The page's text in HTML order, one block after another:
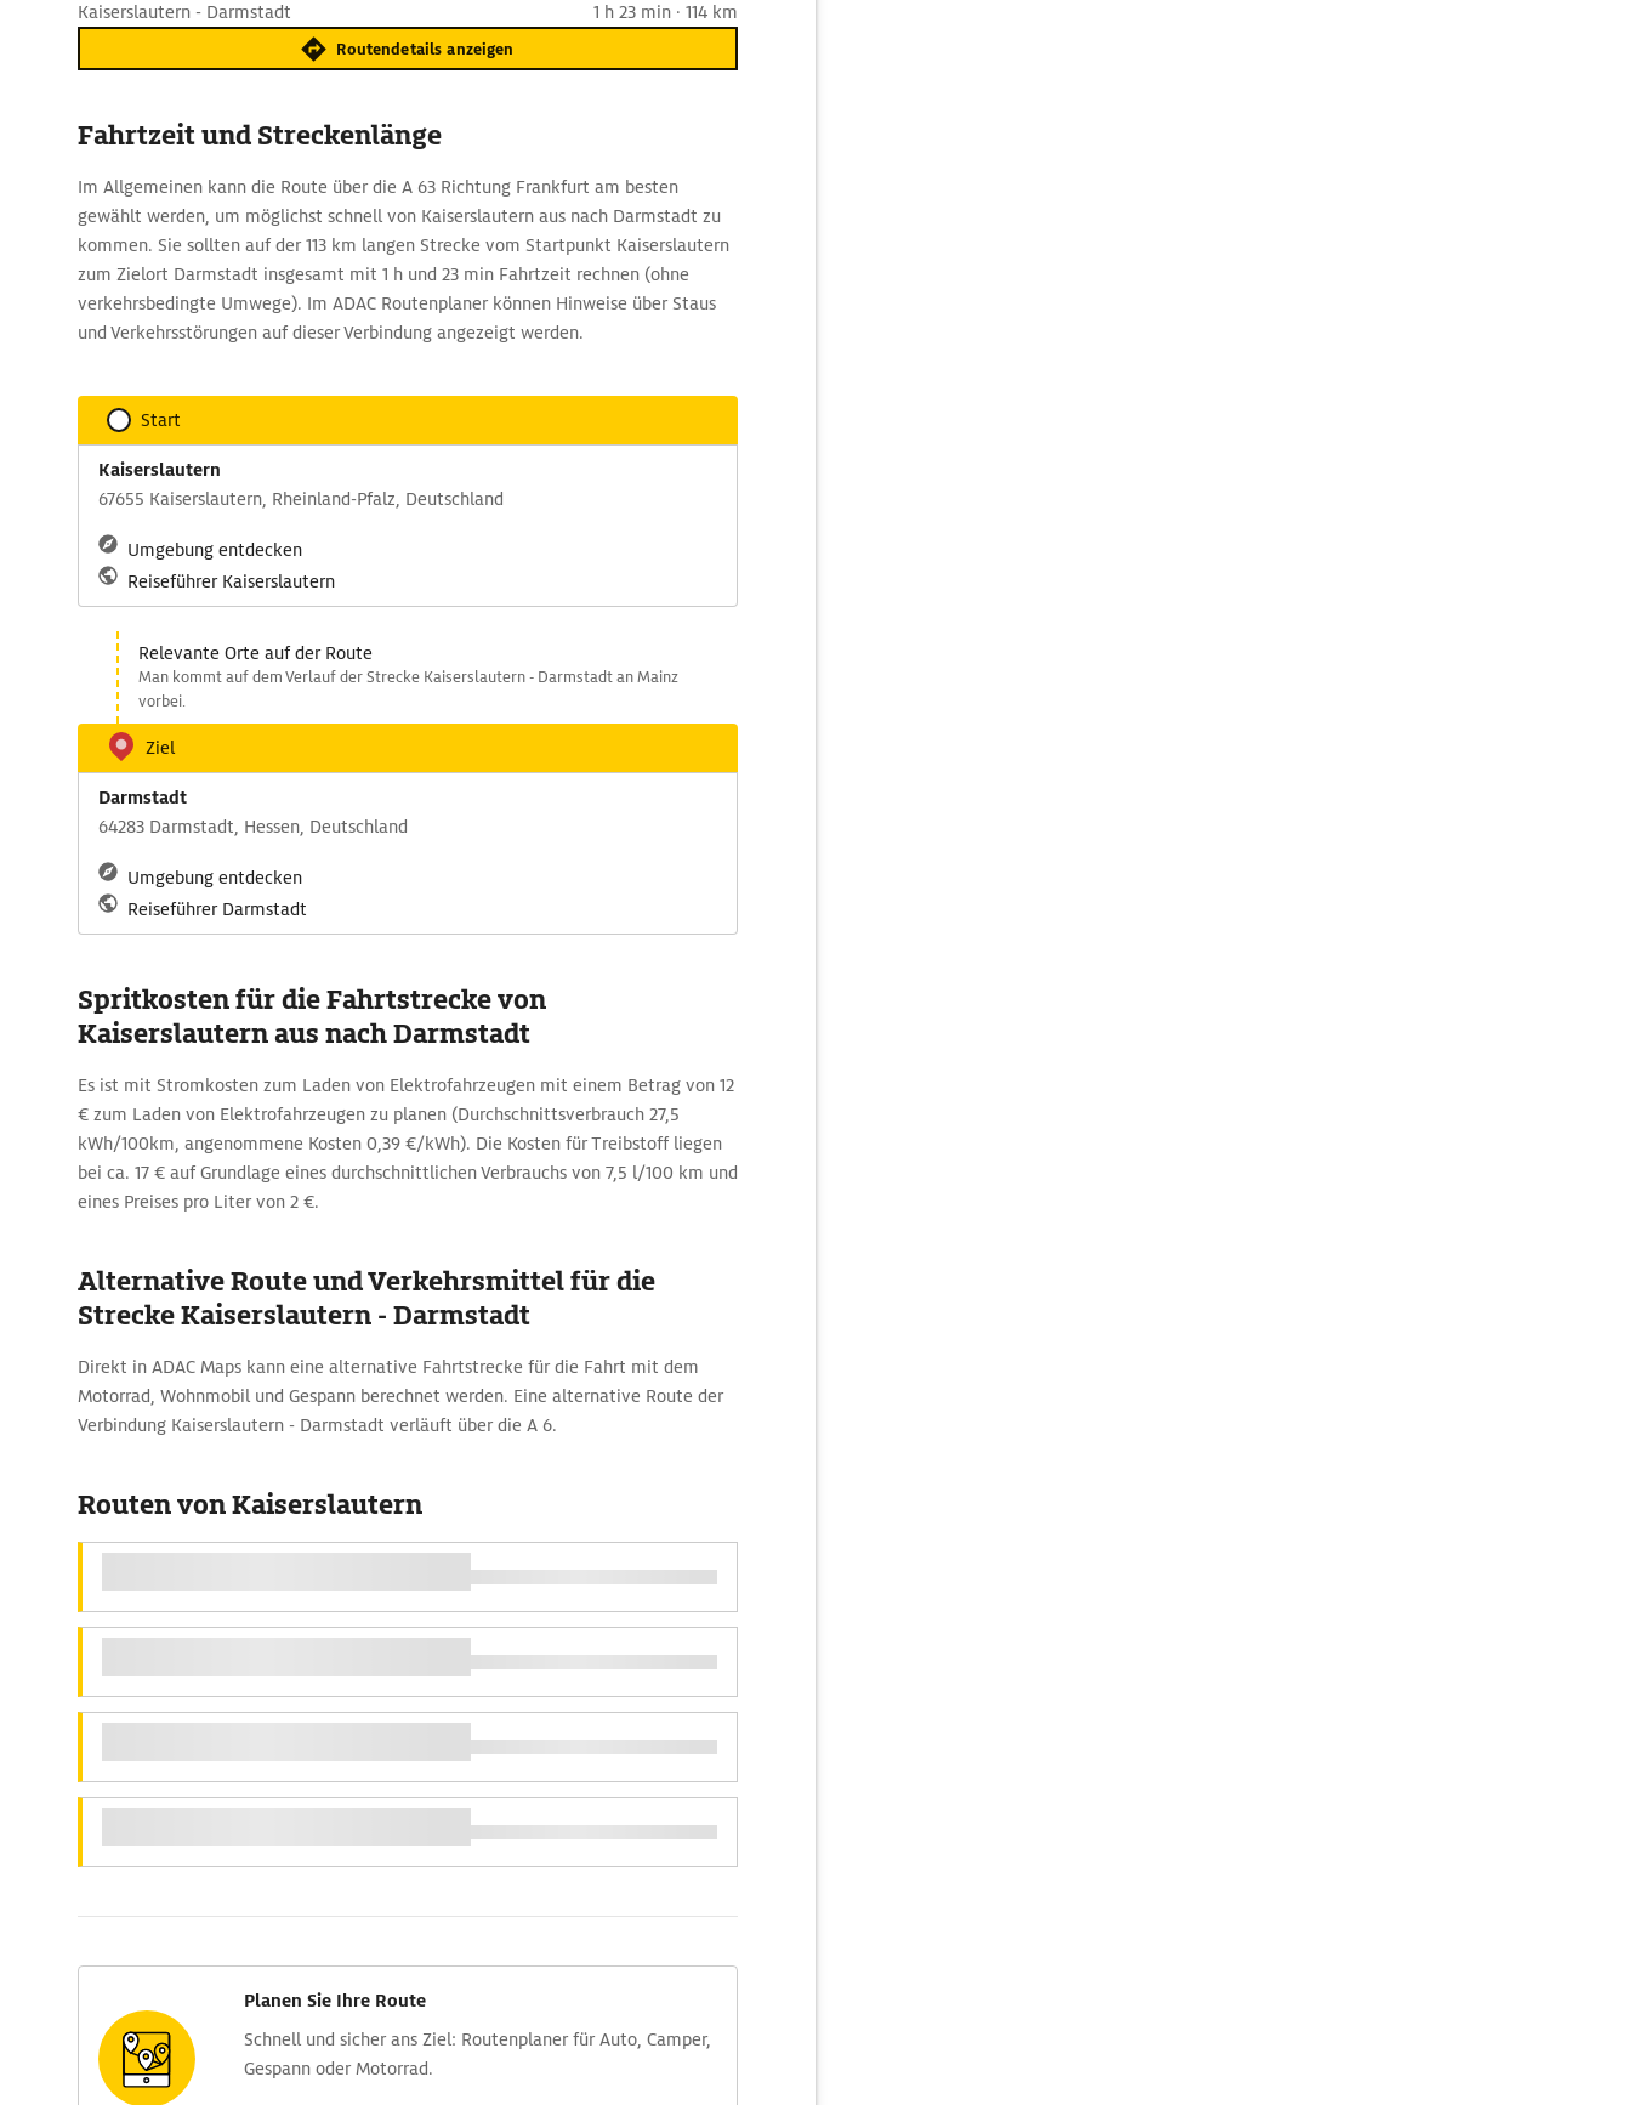
Kaiserslautern - Darmstadt 1 h 23 min · 114 km
Routendetails anzeigen
Fahrtzeit und Streckenlänge
Im Allgemeinen kann die Route über die A 63 Richtung Frankfurt am besten
gewählt werden, um möglichst schnell von Kaiserslautern aus nach Darmstadt zu
kommen. Sie sollten auf der 113 km langen Strecke vom Startpunkt Kaiserslautern
zum Zielort Darmstadt insgesamt mit 1 h und 23 min Fahrtzeit rechnen (ohne
verkehrsbedingte Umwege). Im ADAC Routenplaner können Hinweise über Staus
und Verkehrsstörungen auf dieser Verbindung angezeigt werden.
Start
Kaiserslautern
67655 Kaiserslautern, Rheinland-Pfalz, Deutschland
Umgebung entdecken
Reiseführer Kaiserslautern
Relevante Orte auf der Route
Man kommt auf dem Verlauf der Strecke Kaiserslautern - Darmstadt an Mainz
vorbei.
Ziel
Darmstadt
64283 Darmstadt, Hessen, Deutschland
Umgebung entdecken
Reiseführer Darmstadt
Spritkosten für die Fahrtstrecke von
Kaiserslautern aus nach Darmstadt
Es ist mit Stromkosten zum Laden von Elektrofahrzeugen mit einem Betrag von 12
€ zum Laden von Elektrofahrzeugen zu planen (Durchschnittsverbrauch 27,5
kWh/100km, angenommene Kosten 0,39 €/kWh). Die Kosten für Treibstoff liegen
bei ca. 17 € auf Grundlage eines durchschnittlichen Verbrauchs von 7,5 l/100 km und
eines Preises pro Liter von 2 €.
Alternative Route und Verkehrsmittel für die
Strecke Kaiserslautern - Darmstadt
Direkt in ADAC Maps kann eine alternative Fahrtstrecke für die Fahrt mit dem
Motorrad, Wohnmobil und Gespann berechnet werden. Eine alternative Route der
Verbindung Kaiserslautern - Darmstadt verläuft über die A 6.
Routen von Kaiserslautern
Planen Sie Ihre Route
Schnell und sicher ans Ziel: Routen­planer für Auto, Camper,
Gespann oder Motorrad.